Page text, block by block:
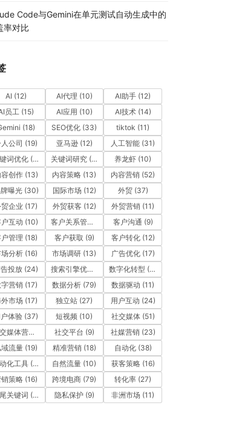
Code与Gemini在单元测试自动生成中的
率对比
AI (12) AI代理 (10) AI助手 (12)
员工(15) AI应用 (10) AI技术(14)
(18) SEO优化 (33) tiktok (11)
公司 (19) 亚马逊(12) 人工智能 (31)
词优化 (10) 关键词研究(12) 养龙虾 (10)
容创作(13) 内容策略 (13) 内容营销 (52)
曝光(30) 国际市场 (12) 外贸(37)
企业 (17) 外贸获客(12) 外贸营销 (11)
互动 (10) 客户关系管理 客户沟通 (9)
管理 (18) 客户获取 (9) 客户转化(12)
分析 (16) 市场调研 (13) 广告优化(17)
投放 (24) 搜索引擎优化 (41)数字化转型 (19)
营销 (17) 数据分析 (79) 数据驱动 (11)
市场 (17) 独立站 (27) 用户互动 (24)
体验 (37) 短视频 (10) 社交媒体(51)
社交媒体营销
社交平台 (9) 社媒营销(23)
流量 (19) 精准营销(18) 自动化(38)
化工具 (11) 自然流量 (10) 获客策略(16)
策略 (16) 跨境电商 (79) 转化率 (27)
关键词 (12) 隐私保护(9) 非洲市场 (11)